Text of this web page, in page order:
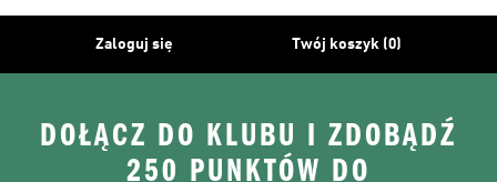
Zaloguj się Twój koszyk (0)
DOŁĄCZ DO KLUBU I ZDOBĄDŹ
250 PUNKTÓW DO